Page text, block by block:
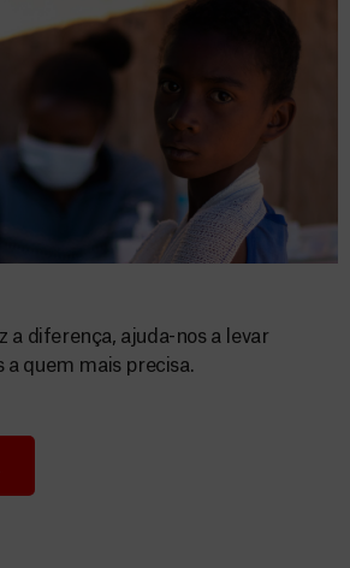
a diferença, ajuda-nos a levar
a quem mais precisa.